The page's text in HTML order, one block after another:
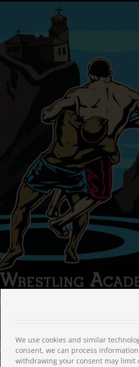
We use cookies and similar
consent, we can process
withdrawing your consent may